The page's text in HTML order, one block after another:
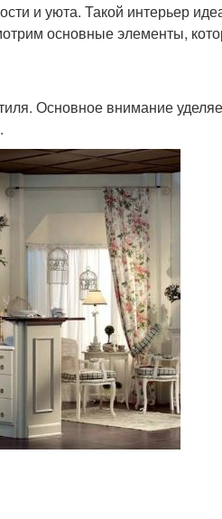
и уюта. Такой интерьер
основные элементы,
Основное внимание